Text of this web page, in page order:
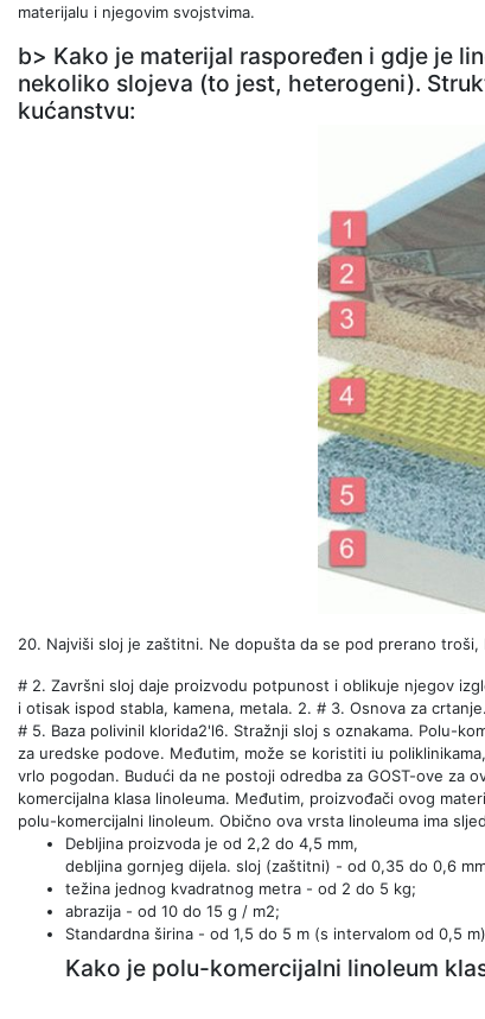
materijalu i njegovim svojstvima.
b> Kako je materijal raspoređen i gdje je
nekoliko slojeva (to jest, heterogeni).
kućanstvu:
20. Najviši sloj je zaštitni. Ne dopušta da se pod prerano
# 2. Završni sloj daje proizvodu potpunost i oblikuje njegov
i otisak ispod stabla, kamena, metala. 2. # 3. Osnova za
# 5. Baza polivinil klorida2'l6. Stražnji sloj s oznakama. Polu-
za uredske podove. Međutim, može se koristiti iu
vrlo pogodan. Budući da ne postoji odredba za GOST-ove za
komercijalna klasa linoleuma. Međutim, proizvođači ovog
polu-komercijalni linoleum. Obično ova vrsta linoleuma ima
Debljina proizvoda je od 2,2 do 4,5 mm,
debljina gornjeg dijela. sloj (zaštitni) - od 0,35 do 0,6
težina jednog kvadratnog metra - od 2 do 5 kg;
abrazija - od 10 do 15 g / m2;
Standardna širina - od 1,5 do 5 m (s intervalom od 0,5
Kako je polu-komercijalni linoleum